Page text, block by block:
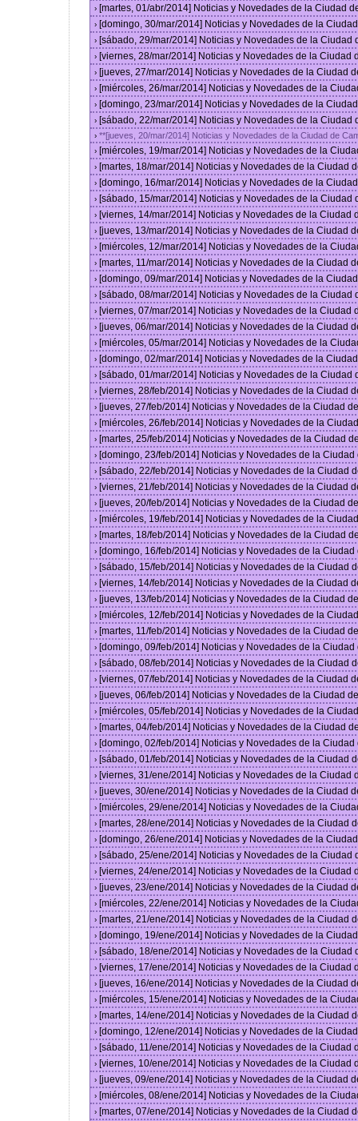
› [martes, 01/abr/2014] Noticias y Novedades de la Ciudad
› [domingo, 30/mar/2014] Noticias y Novedades de la
› [sábado, 29/mar/2014] Noticias y Novedades de la Ciudad
› [viernes, 28/mar/2014] Noticias y Novedades de la Ciudad
› [jueves, 27/mar/2014] Noticias y Novedades de la Ciudad
› [miércoles, 26/mar/2014] Noticias y Novedades de la
› [domingo, 23/mar/2014] Noticias y Novedades de la
› [sábado, 22/mar/2014] Noticias y Novedades de la Ciudad
› **[jueves, 20/mar/2014] Noticias y Novedades de la Ciudad de
› [miércoles, 19/mar/2014] Noticias y Novedades de la
› [martes, 18/mar/2014] Noticias y Novedades de la Ciudad
› [domingo, 16/mar/2014] Noticias y Novedades de la
› [sábado, 15/mar/2014] Noticias y Novedades de la Ciudad
› [viernes, 14/mar/2014] Noticias y Novedades de la Ciudad
› [jueves, 13/mar/2014] Noticias y Novedades de la Ciudad
› [miércoles, 12/mar/2014] Noticias y Novedades de la
› [martes, 11/mar/2014] Noticias y Novedades de la Ciudad
› [domingo, 09/mar/2014] Noticias y Novedades de la
› [sábado, 08/mar/2014] Noticias y Novedades de la Ciudad
› [viernes, 07/mar/2014] Noticias y Novedades de la Ciudad
› [jueves, 06/mar/2014] Noticias y Novedades de la Ciudad
› [miércoles, 05/mar/2014] Noticias y Novedades de la
› [domingo, 02/mar/2014] Noticias y Novedades de la
› [sábado, 01/mar/2014] Noticias y Novedades de la Ciudad
› [viernes, 28/feb/2014] Noticias y Novedades de la Ciudad
› [jueves, 27/feb/2014] Noticias y Novedades de la Ciudad
› [miércoles, 26/feb/2014] Noticias y Novedades de la
› [martes, 25/feb/2014] Noticias y Novedades de la Ciudad
› [domingo, 23/feb/2014] Noticias y Novedades de la
› [sábado, 22/feb/2014] Noticias y Novedades de la Ciudad
› [viernes, 21/feb/2014] Noticias y Novedades de la Ciudad
› [jueves, 20/feb/2014] Noticias y Novedades de la Ciudad
› [miércoles, 19/feb/2014] Noticias y Novedades de la
› [martes, 18/feb/2014] Noticias y Novedades de la Ciudad
› [domingo, 16/feb/2014] Noticias y Novedades de la
› [sábado, 15/feb/2014] Noticias y Novedades de la Ciudad
› [viernes, 14/feb/2014] Noticias y Novedades de la Ciudad
› [jueves, 13/feb/2014] Noticias y Novedades de la Ciudad
› [miércoles, 12/feb/2014] Noticias y Novedades de la
› [martes, 11/feb/2014] Noticias y Novedades de la Ciudad
› [domingo, 09/feb/2014] Noticias y Novedades de la
› [sábado, 08/feb/2014] Noticias y Novedades de la Ciudad
› [viernes, 07/feb/2014] Noticias y Novedades de la Ciudad
› [jueves, 06/feb/2014] Noticias y Novedades de la Ciudad
› [miércoles, 05/feb/2014] Noticias y Novedades de la
› [martes, 04/feb/2014] Noticias y Novedades de la Ciudad
› [domingo, 02/feb/2014] Noticias y Novedades de la
› [sábado, 01/feb/2014] Noticias y Novedades de la Ciudad
› [viernes, 31/ene/2014] Noticias y Novedades de la Ciudad
› [jueves, 30/ene/2014] Noticias y Novedades de la Ciudad
› [miércoles, 29/ene/2014] Noticias y Novedades de la
› [martes, 28/ene/2014] Noticias y Novedades de la Ciudad
› [domingo, 26/ene/2014] Noticias y Novedades de la
› [sábado, 25/ene/2014] Noticias y Novedades de la Ciudad
› [viernes, 24/ene/2014] Noticias y Novedades de la Ciudad
› [jueves, 23/ene/2014] Noticias y Novedades de la Ciudad
› [miércoles, 22/ene/2014] Noticias y Novedades de la
› [martes, 21/ene/2014] Noticias y Novedades de la Ciudad
› [domingo, 19/ene/2014] Noticias y Novedades de la
› [sábado, 18/ene/2014] Noticias y Novedades de la Ciudad
› [viernes, 17/ene/2014] Noticias y Novedades de la Ciudad
› [jueves, 16/ene/2014] Noticias y Novedades de la Ciudad
› [miércoles, 15/ene/2014] Noticias y Novedades de la
› [martes, 14/ene/2014] Noticias y Novedades de la Ciudad
› [domingo, 12/ene/2014] Noticias y Novedades de la
› [sábado, 11/ene/2014] Noticias y Novedades de la Ciudad
› [viernes, 10/ene/2014] Noticias y Novedades de la Ciudad
› [jueves, 09/ene/2014] Noticias y Novedades de la Ciudad
› [miércoles, 08/ene/2014] Noticias y Novedades de la
› [martes, 07/ene/2014] Noticias y Novedades de la Ciudad